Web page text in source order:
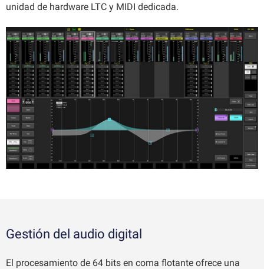
unidad de hardware LTC y MIDI dedicada.
Gestión del audio digital
El procesamiento de 64 bits en coma flotante ofrece una